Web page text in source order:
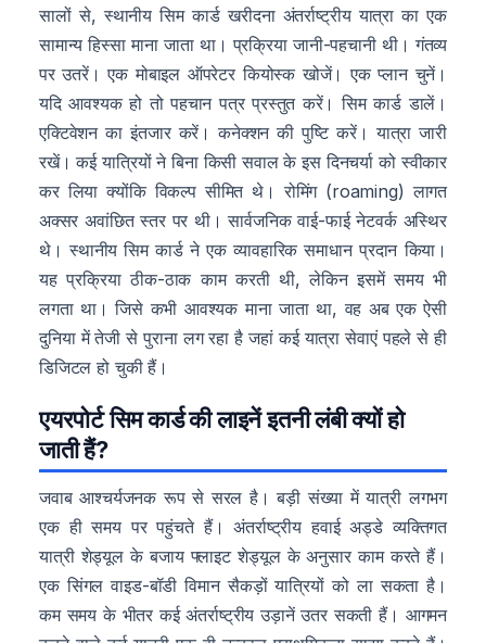
सालों से, स्थानीय सिम कार्ड खरीदना अंतर्राष्ट्रीय यात्रा का एक
सामान्य हिस्सा माना जाता था। प्रक्रिया जानी-पहचानी थी। गंतव्य
पर उतरें। एक मोबाइल ऑपरेटर कियोस्क खोजें। एक प्लान चुनें।
यदि आवश्यक हो तो पहचान पत्र प्रस्तुत करें। सिम कार्ड डालें।
एक्टिवेशन का इंतजार करें। कनेक्शन की पुष्टि करें। यात्रा जारी
रखें। कई यात्रियों ने बिना किसी सवाल के इस दिनचर्या को स्वीकार
कर लिया क्योंकि विकल्प सीमित थे। रोमिंग (roaming) लागत
अक्सर अवांछित स्तर पर थी। सार्वजनिक वाई-फाई नेटवर्क अस्थिर
थे। स्थानीय सिम कार्ड ने एक व्यावहारिक समाधान प्रदान किया।
यह प्रक्रिया ठीक-ठाक काम करती थी, लेकिन इसमें समय भी
लगता था। जिसे कभी आवश्यक माना जाता था, वह अब एक ऐसी
दुनिया में तेजी से पुराना लग रहा है जहां कई यात्रा सेवाएं पहले से ही
डिजिटल हो चुकी हैं।
एयरपोर्ट सिम कार्ड की लाइनें इतनी लंबी क्यों हो
जाती हैं?
जवाब आश्चर्यजनक रूप से सरल है। बड़ी संख्या में यात्री लगभग
एक ही समय पर पहुंचते हैं। अंतर्राष्ट्रीय हवाई अड्डे व्यक्तिगत
यात्री शेड्यूल के बजाय फ्लाइट शेड्यूल के अनुसार काम करते हैं।
एक सिंगल वाइड-बॉडी विमान सैकड़ों यात्रियों को ला सकता है।
कम समय के भीतर कई अंतर्राष्ट्रीय उड़ानें उतर सकती हैं। आगमन